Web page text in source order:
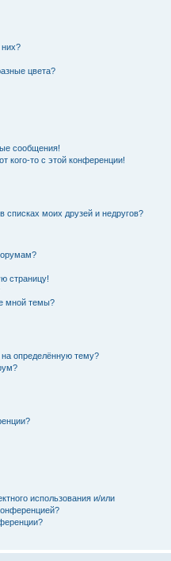
них?
цвета?
сообщения!
кого-то с этой конференции!
списках моих друзей и недругов?
страницу!
мной темы?
на определённую тему?
использования и/или